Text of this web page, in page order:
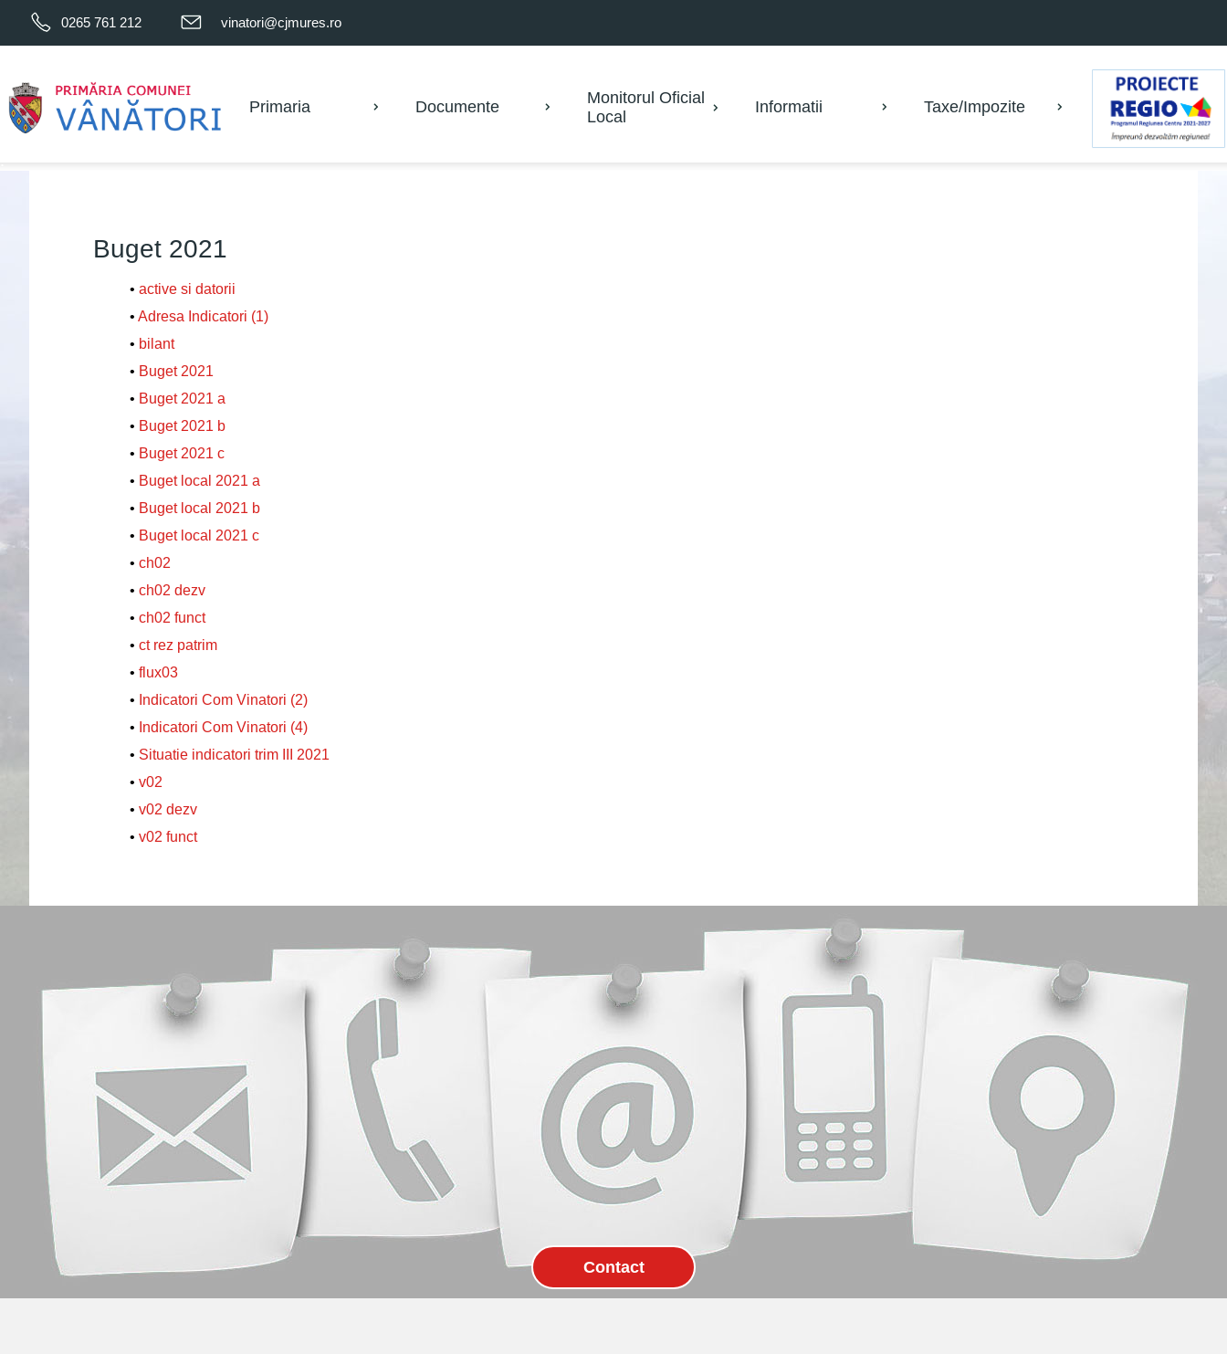
0265 761 212 vinatori@cjmures.ro
Primaria Documente
Monitorul Oficial
Local
Informatii Taxe/Impozite
Buget 2021
• active si datorii
• Adresa Indicatori (1)
• bilant
• Buget 2021
• Buget 2021 a
• Buget 2021 b
• Buget 2021 c
• Buget local 2021 a
• Buget local 2021 b
• Buget local 2021 c
• ch02
• ch02 dezv
• ch02 funct
• ct rez patrim
• flux03
• Indicatori Com Vinatori (2)
• Indicatori Com Vinatori (4)
• Situatie indicatori trim III 2021
• v02
• v02 dezv
• v02 funct